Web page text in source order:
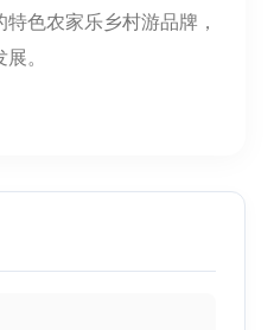
色农家乐乡村游品牌，
。